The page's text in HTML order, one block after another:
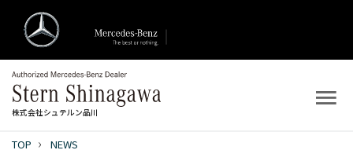
株式会社シュテルン品川
TOP NEWS